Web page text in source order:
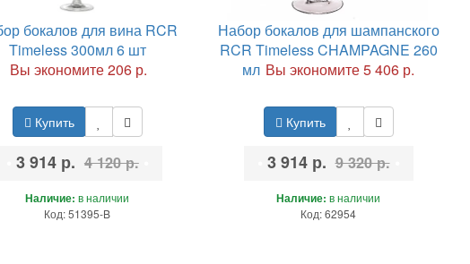
бокалов для вина RCR
Timeless 300мл 6 шт
Вы экономите 206 р.
Купить
3 914 р. 4 120 р.
Наличие: в наличии
Код: 51395-B
Набор бокалов для шампанского
RCR Timeless CHAMPAGNE 260
мл Вы экономите 5 406 р.
Купить
3 914 р. 9 320 р.
Наличие: в наличии
Код: 62954